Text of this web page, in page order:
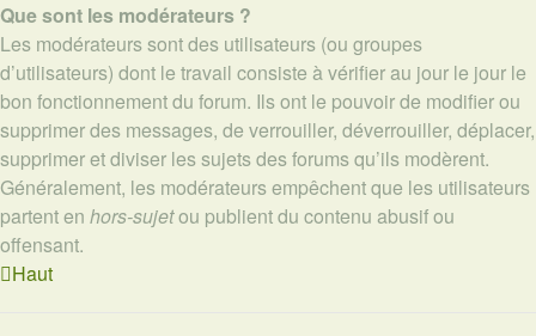
Que sont les modérateurs ?
Les modérateurs sont des utilisateurs (ou groupes
d’utilisateurs) dont le travail consiste à vérifier au jour le jour le
bon fonctionnement du forum. Ils ont le pouvoir de modifier ou
supprimer des messages, de verrouiller, déverrouiller, déplacer,
supprimer et diviser les sujets des forums qu’ils modèrent.
Généralement, les modérateurs empêchent que les utilisateurs
partent en hors-sujetou publient du contenu abusif ou
offensant.
Haut